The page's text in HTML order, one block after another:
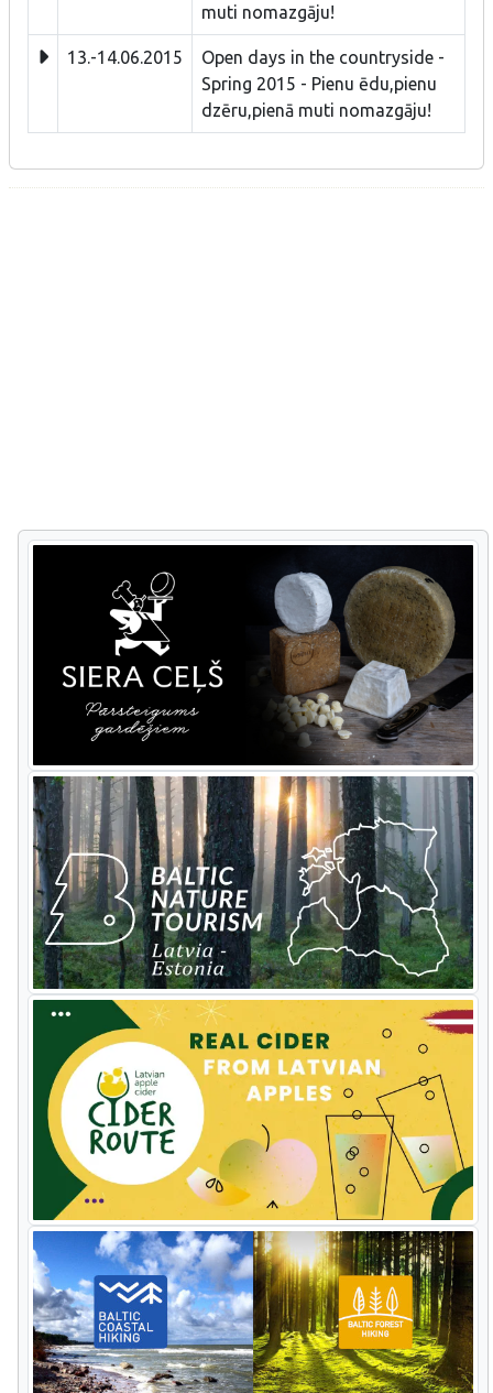
muti nomazgāju!
13.-14.06.2015
Open days in the countryside -
Spring 2015 - Pienu ēdu,pienu
dzēru,pienā muti nomazgāju!